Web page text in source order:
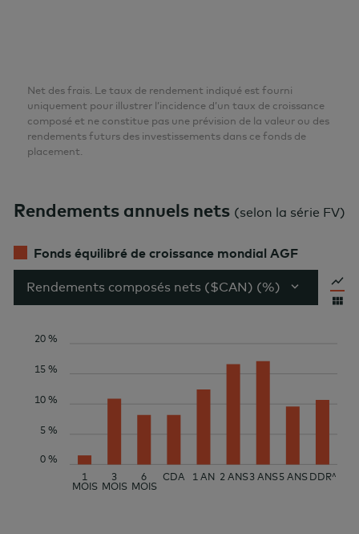
Net des frais. Le taux de rendement indiqué est fourni
uniquement pour illustrer l’incidence d’un taux de croissance
composé et ne constitue pas une prévision de la valeur ou des
rendements futurs des investissements dans ce fonds de
placement.
Rendements annuels nets (selon la série FV)
Fonds équilibré de croissance mondial AGF
Rendements composés nets ($CAN) (%)
1
MOIS
3
MOIS
6
MOIS
CDA 1 AN 2 ANS3 ANS5 ANS DDR^
0 %
5 %
10 %
15 %
20 %